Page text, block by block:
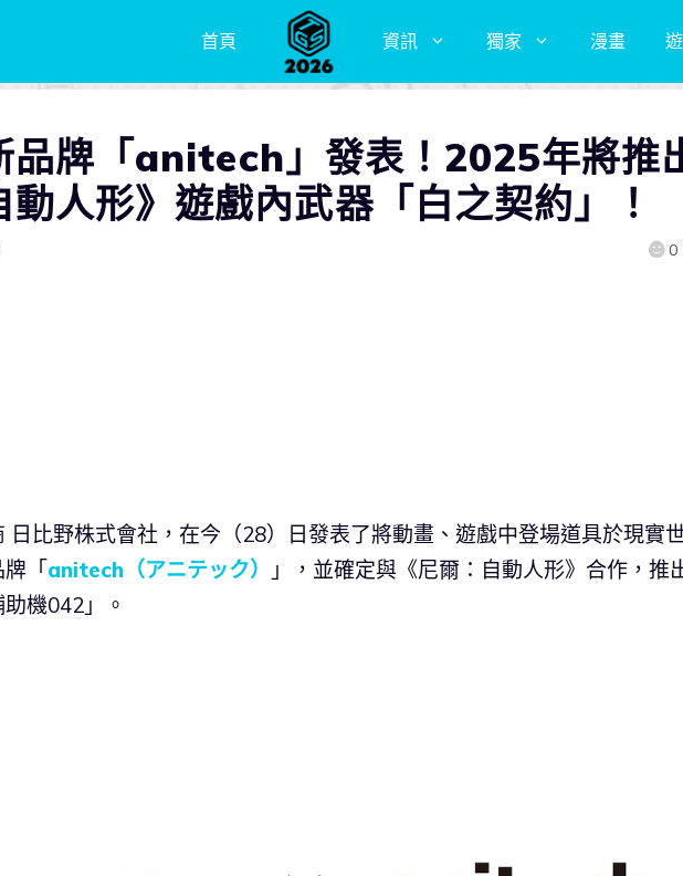
首頁 資訊 獨家 漫畫
品牌「anitech」發表！2025年將推
動人形》遊戲內武器「白之契約」！
0
日比野株式會社，在今（28）日發表了將動畫、遊戲中登場道具於現實
牌「anitech（アニテック）
」，並確定與《尼爾：自動人形》合作，推
助機042」。